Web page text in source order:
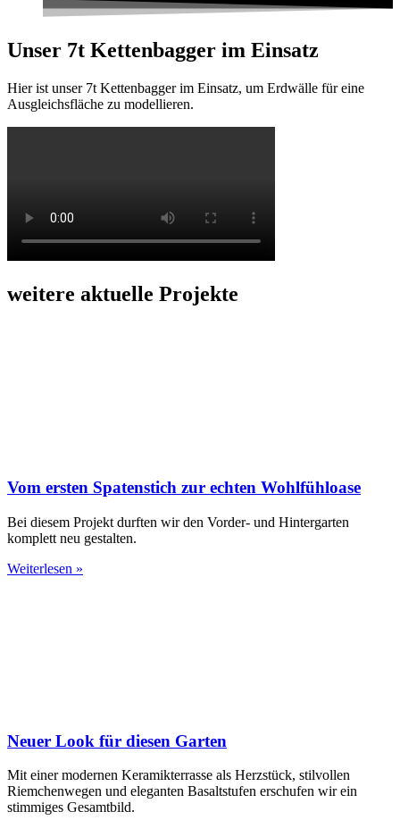
Unser 7t Kettenbagger im Einsatz
Hier ist unser 7t Kettenbagger im Einsatz, um Erdwälle für eine
Ausgleichsfläche zu modellieren.
weitere aktuelle Projekte
Vom ersten Spatenstich zur echten Wohlfühloase
Bei diesem Projekt durften wir den Vorder- und Hintergarten
komplett neu gestalten.
Weiterlesen »
Neuer Look für diesen Garten
Mit einer modernen Keramikterrasse als Herzstück, stilvollen
Riemchenwegen und eleganten Basaltstufen erschufen wir ein
stimmiges Gesamtbild.